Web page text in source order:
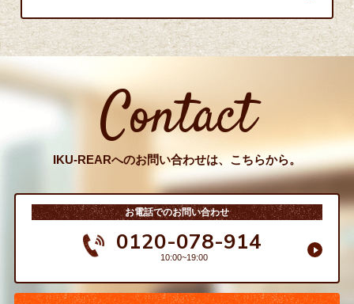
Contact
IKU-REARへのお問い合わせは、こちらから。
お電話でのお問い合わせ
0120-078-914
10:00~19:00